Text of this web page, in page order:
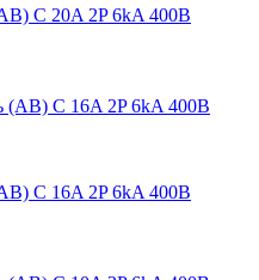
C 20A 2P 6kA 400В
C 16A 2P 6kA 400В